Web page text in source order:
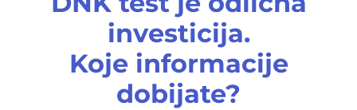
investicija.
Koje informacije
dobijate?